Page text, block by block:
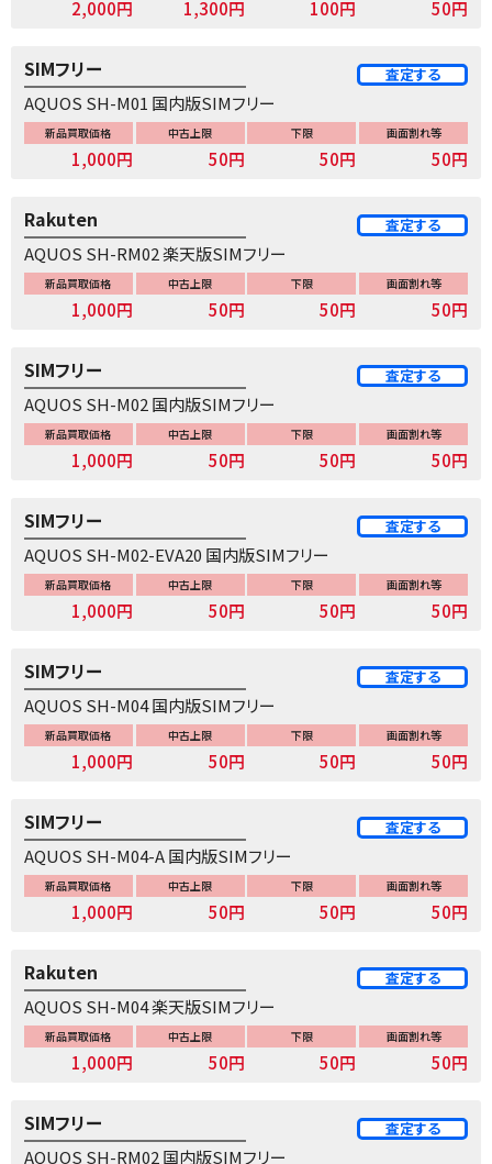
2,000円 1,300円 100円 50円
AQUOS SH-M01 国内版SIMフリー
SIMフリー 査定する
新品買取価格
1,000円
中古上限
50円
下限
50円
画面割れ等
50円
AQUOS SH-RM02 楽天版SIMフリー
Rakuten 査定する
新品買取価格
1,000円
中古上限
50円
下限
50円
画面割れ等
50円
AQUOS SH-M02 国内版SIMフリー
SIMフリー 査定する
新品買取価格
1,000円
中古上限
50円
下限
50円
画面割れ等
50円
AQUOS SH-M02-EVA20 国内版SIMフリー
SIMフリー 査定する
新品買取価格
1,000円
中古上限
50円
下限
50円
画面割れ等
50円
AQUOS SH-M04 国内版SIMフリー
SIMフリー 査定する
新品買取価格
1,000円
中古上限
50円
下限
50円
画面割れ等
50円
AQUOS SH-M04-A 国内版SIMフリー
SIMフリー 査定する
新品買取価格
1,000円
中古上限
50円
下限
50円
画面割れ等
50円
AQUOS SH-M04 楽天版SIMフリー
Rakuten 査定する
新品買取価格
1,000円
中古上限
50円
下限
50円
画面割れ等
50円
AQUOS SH-RM02 国内版SIMフリー
SIMフリー 査定する